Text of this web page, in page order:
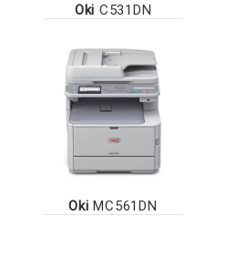
Oki C531DN
Oki MC561DN